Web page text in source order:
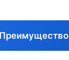
Преимущество